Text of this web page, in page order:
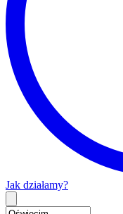
Jak działamy?